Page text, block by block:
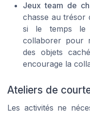
Jeux team de
chasse au trésor
si le temps le
collaborer pour
des objets
encourage la
Ateliers de
Les activités ne